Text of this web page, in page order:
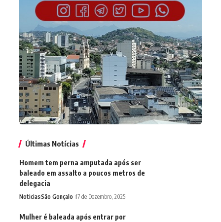
Últimas Notícias
Homem tem perna amputada após ser
baleado em assalto a poucos metros de
delegacia
NoticiasSão Gonçalo 17 de Dezembro, 2025
Mulher é baleada após entrar por